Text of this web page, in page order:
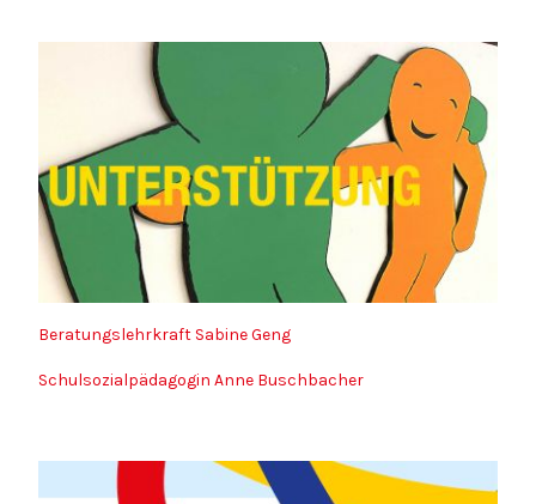
Beratungslehrkraft Sabine Geng
Schulsozialpädagogin Anne Buschbacher